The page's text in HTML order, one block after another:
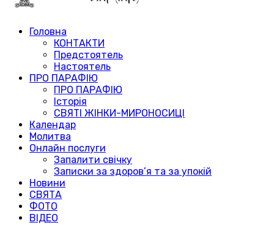
Головна
КОНТАКТИ
Предстоятель
Настоятель
ПРО ПАРАФІЮ
ПРО ПАРАФІЮ
Історія
СВЯТІ ЖІНКИ-МИРОНОСИЦІ
Календар
Молитва
Онлайн послуги
Запалити свічку
Записки за здоров’я та за упокій
Новини
СВЯТА
ФОТО
ВІДЕО